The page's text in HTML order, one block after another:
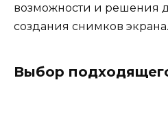
возможности и решения
создания снимков экрана.
Выбор